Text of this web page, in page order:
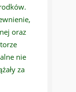
oraz
nie
za